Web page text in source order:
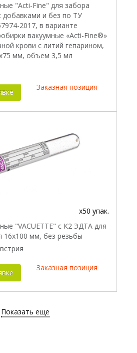
"Acti-Fine" для забора
добавками и без по ТУ
2017, в варианте
вакуумные «Acti-Fine®»
крови с литий гепарином,
мм, объем 3,5 мл
Заказная позиция
x50 упак.
"VACUETTE" с К2 ЭДТА для
16х100 мм, без резьбы
Заказная позиция
Показать еще